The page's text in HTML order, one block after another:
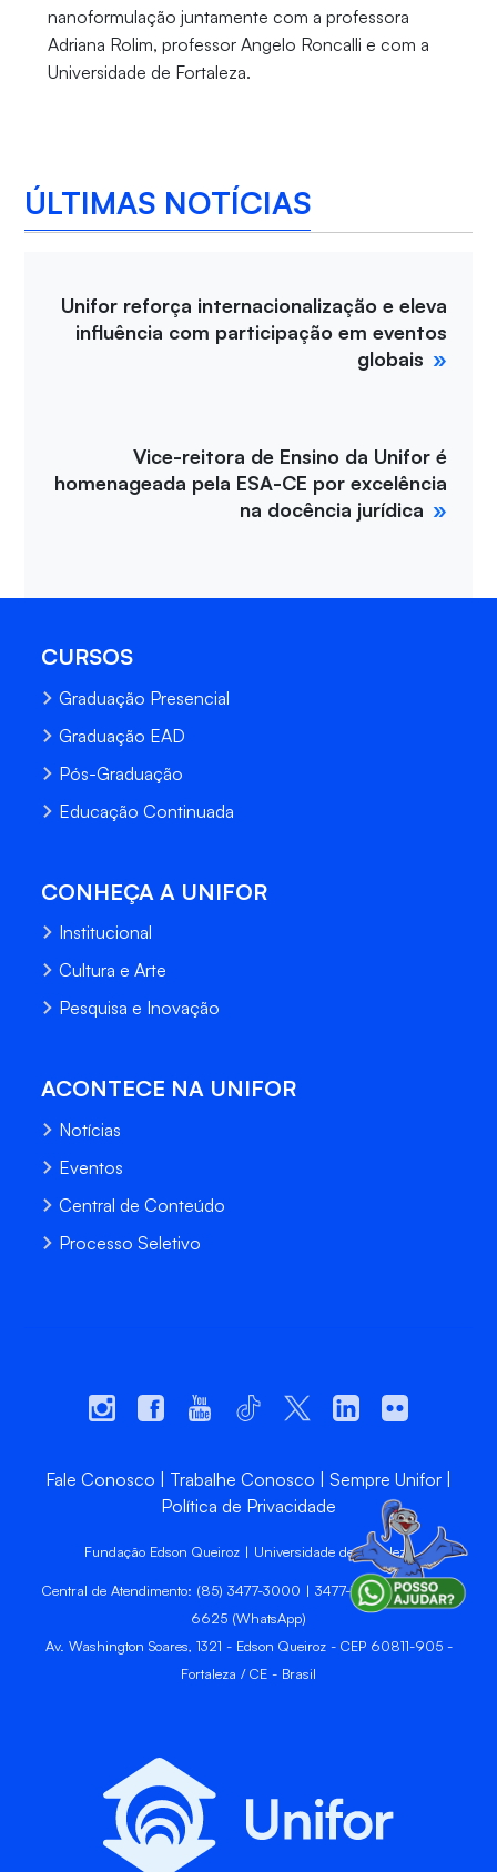
nanoformulação juntamente com a professora
Adriana Rolim, professor Angelo Roncalli e com a
Universidade de Fortaleza.
ÚLTIMAS NOTÍCIAS
Unifor reforça internacionalização e eleva
influência com participação em eventos
globais
Vice-reitora de Ensino da Unifor é
homenageada pela ESA-CE por excelência
na docência jurídica
CURSOS
Graduação Presencial
Graduação EAD
Pós-Graduação
Educação Continuada
CONHEÇA A UNIFOR
Institucional
Cultura e Arte
Pesquisa e Inovação
ACONTECE NA UNIFOR
Notícias
Eventos
Central de Conteúdo
Processo Seletivo
Fale Conosco Trabalhe Conosco
Sempre Unifor
Política de Privacidade
Fundação Edson Queiroz | Universidade de Fortaleza
Central de Atendimento: (85) 3477-3000 | 3477-3400 | 99246-
6625 (WhatsApp)
Av. Washington Soares, 1321 - Edson Queiroz - CEP 60811-905 -
Fortaleza / CE - Brasil